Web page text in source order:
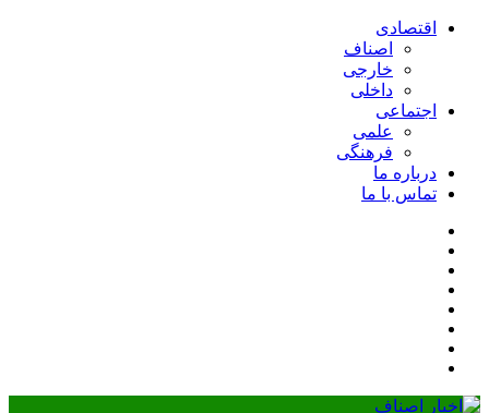
اقتصادی
اصناف
خارجی
داخلی
اجتماعی
علمی
فرهنگی
درباره ما
تماس با ما